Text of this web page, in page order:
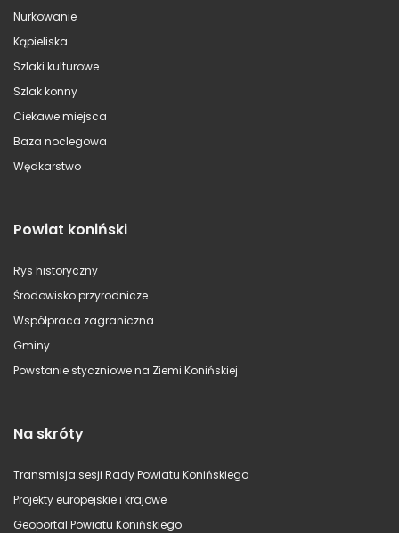
Nurkowanie
Kąpieliska
Szlaki kulturowe
Szlak konny
Ciekawe miejsca
Baza noclegowa
Wędkarstwo
Powiat koniński
Rys historyczny
Środowisko przyrodnicze
Współpraca zagraniczna
Gminy
Powstanie styczniowe na Ziemi Konińskiej
Na skróty
Transmisja sesji Rady Powiatu Konińskiego
Projekty europejskie i krajowe
Geoportal Powiatu Konińskiego